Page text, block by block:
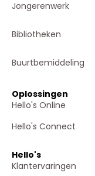
Jongerenwerk
Bibliotheken
Buurtbemiddeling
Oplossingen
Hello's Online
Hello's Connect
Hello's
Klantervaringen